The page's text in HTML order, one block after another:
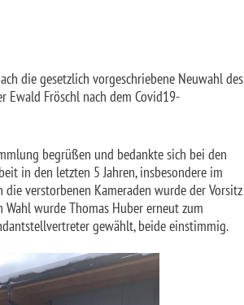
die gesetzlich vorgeschriebene Neuwahl des
Ewald Fröschl nach dem Covid19-
begrüßen und bedankte sich bei den
in den letzten 5 Jahren, insbesondere im
die verstorbenen Kameraden wurde der Vorsitz
wurde Thomas Huber erneut zum
gewählt, beide einstimmig.